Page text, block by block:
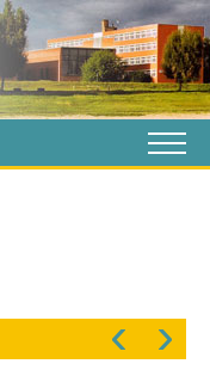
‹ ›